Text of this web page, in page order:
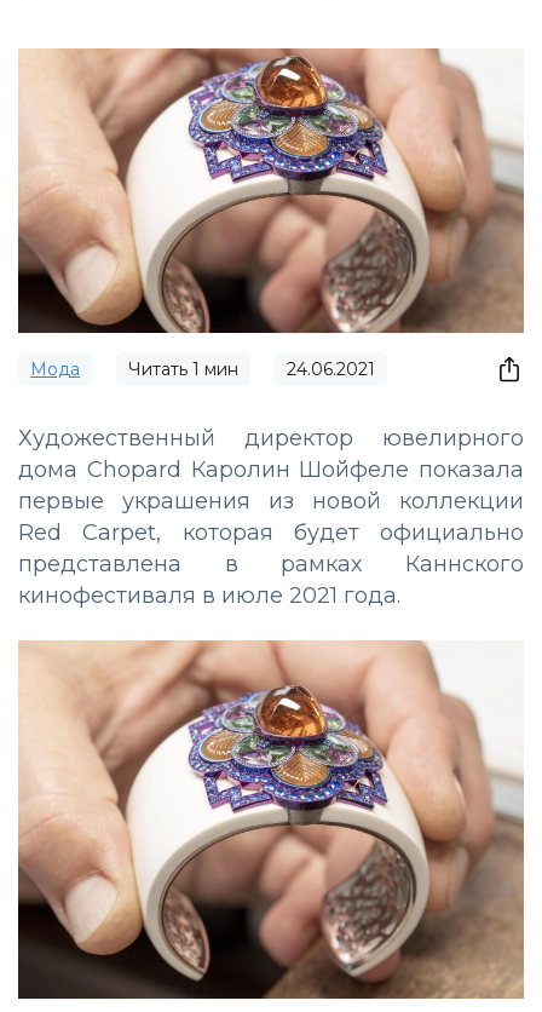
Мода Читать 1 мин 24.06.2021
Художественный директор ювелирного
дома Chopard Каролин Шойфеле показала
первые украшения из новой коллекции
Red Carpet, которая будет официально
представлена в рамках Каннского
кинофестиваля в июле 2021 года.